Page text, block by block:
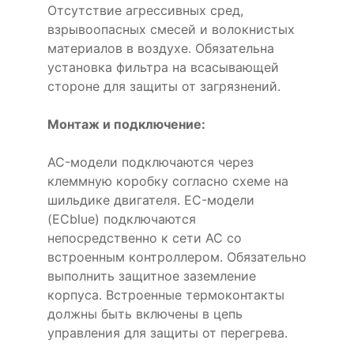
Отсутствие агрессивных сред,
взрывоопасных смесей и волокнистых
материалов в воздухе. Обязательна
установка фильтра на всасывающей
стороне для защиты от загрязнений.
Монтаж и подключение:
AC-модели подключаются через
клеммную коробку согласно схеме на
шильдике двигателя. EC-модели
(ECblue) подключаются
непосредственно к сети AC со
встроенным контроллером. Обязательно
выполнить защитное заземление
корпуса. Встроенные термоконтакты
должны быть включены в цепь
управления для защиты от перегрева.